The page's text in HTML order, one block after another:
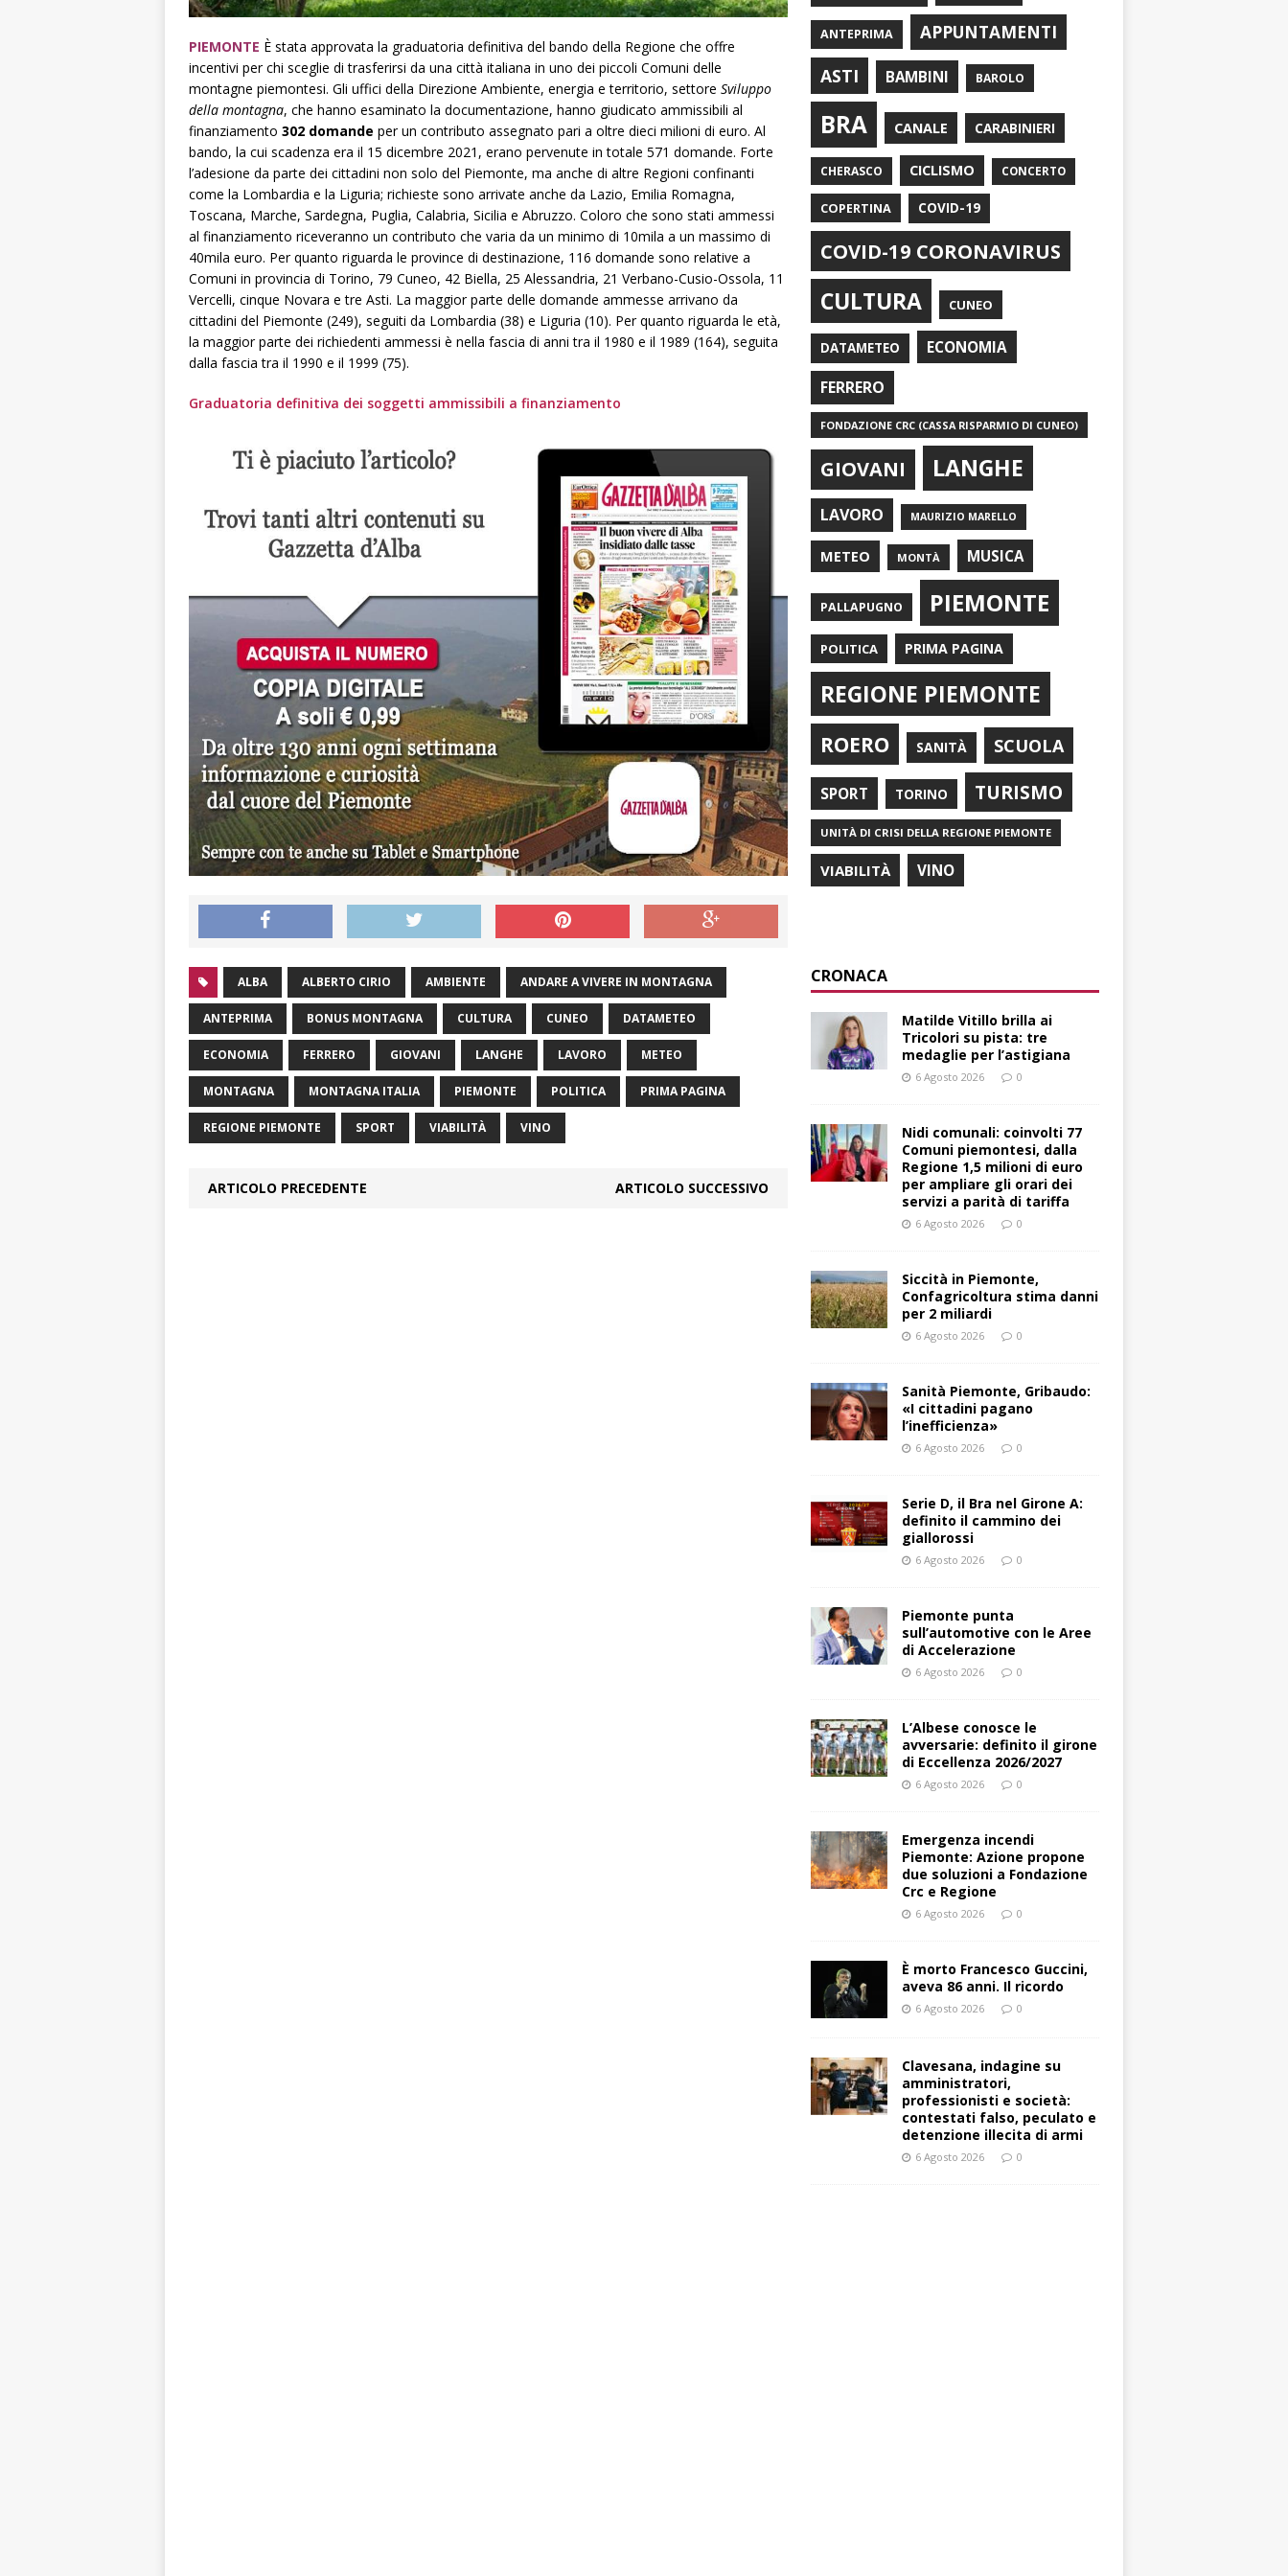
PIEMONTE È stata approvata la graduatoria definitiva del bando della Regione che offre
incentivi per chi sceglie di trasferirsi da una città italiana in uno dei piccoli Comuni delle
montagne piemontesi. Gli uffici della Direzione Ambiente, energia e territorio, settore Sviluppo
della montagna, che hanno esaminato la documentazione, hanno giudicato ammissibili al
finanziamento 302 domande per un contributo assegnato pari a oltre dieci milioni di euro. Al
bando, la cui scadenza era il 15 dicembre 2021, erano pervenute in totale 571 domande. Forte
l’adesione da parte dei cittadini non solo del Piemonte, ma anche di altre Regioni confinanti
come la Lombardia e la Liguria; richieste sono arrivate anche da Lazio, Emilia Romagna,
Toscana, Marche, Sardegna, Puglia, Calabria, Sicilia e Abruzzo. Coloro che sono stati ammessi
al finanziamento riceveranno un contributo che varia da un minimo di 10mila a un massimo di
40mila euro. Per quanto riguarda le province di destinazione, 116 domande sono relative a
Comuni in provincia di Torino, 79 Cuneo, 42 Biella, 25 Alessandria, 21 Verbano-Cusio-Ossola, 11
Vercelli, cinque Novara e tre Asti. La maggior parte delle domande ammesse arrivano da
cittadini del Piemonte (249), seguiti da Lombardia (38) e Liguria (10). Per quanto riguarda le età,
la maggior parte dei richiedenti ammessi è nella fascia di anni tra il 1980 e il 1989 (164), seguita
dalla fascia tra il 1990 e il 1999 (75).
Graduatoria definitiva dei soggetti ammissibili a finanziamento
ALBA ALBERTO CIRIO AMBIENTE ANDARE A VIVERE IN MONTAGNA
ANTEPRIMA BONUS MONTAGNA CULTURA CUNEO DATAMETEO
ECONOMIA FERRERO GIOVANI LANGHE LAVORO METEO
MONTAGNA MONTAGNA ITALIA PIEMONTE POLITICA PRIMA PAGINA
REGIONE PIEMONTE SPORT VIABILITÀ VINO
ARTICOLO PRECEDENTE ARTICOLO SUCCESSIVO
ANTEPRIMA
APPUNTAMENTI
ASTI
BAMBINI BAROLO
BRA CANALE CARABINIERI
CHERASCO CICLISMO CONCERTO
COPERTINA COVID-19
COVID-19 CORONAVIRUS
CULTURA CUNEO
DATAMETEO ECONOMIA
FERRERO
FONDAZIONE CRC (CASSA RISPARMIO DI CUNEO)
GIOVANI LANGHE
LAVORO MAURIZIO MARELLO
METEO MONTÀ MUSICA
PALLAPUGNO PIEMONTE
POLITICA PRIMA PAGINA
REGIONE PIEMONTE
ROERO SANITÀ SCUOLA
SPORT TORINO TURISMO
UNITÀ DI CRISI DELLA REGIONE PIEMONTE
VIABILITÀ VINO
CRONACA
Matilde Vitillo brilla ai
Tricolori su pista: tre
medaglie per l’astigiana
6 Agosto 2026 0
Nidi comunali: coinvolti 77
Comuni piemontesi, dalla
Regione 1,5 milioni di euro
per ampliare gli orari dei
servizi a parità di tariffa
6 Agosto 2026 0
Siccità in Piemonte,
Confagricoltura stima danni
per 2 miliardi
6 Agosto 2026 0
Sanità Piemonte, Gribaudo:
«I cittadini pagano
l’inefficienza»
6 Agosto 2026 0
Serie D, il Bra nel Girone A:
definito il cammino dei
giallorossi
6 Agosto 2026 0
Piemonte punta
sull’automotive con le Aree
di Accelerazione
6 Agosto 2026 0
L’Albese conosce le
avversarie: definito il girone
di Eccellenza 2026/2027
6 Agosto 2026 0
Emergenza incendi
Piemonte: Azione propone
due soluzioni a Fondazione
Crc e Regione
6 Agosto 2026 0
È morto Francesco Guccini,
aveva 86 anni. Il ricordo
6 Agosto 2026 0
Clavesana, indagine su
amministratori,
professionisti e società:
contestati falso, peculato e
detenzione illecita di armi
6 Agosto 2026 0